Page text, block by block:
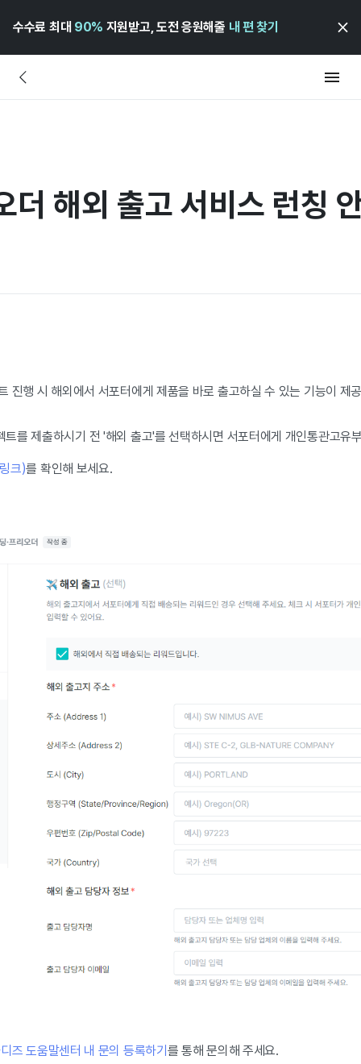
수수료 최대 90% 지원받고, 도전 응원해줄 내 편 찾기
해외 출고 서비스 런칭
진행 시 해외에서 서포터에게 제품을 바로 출고하실 수 있는 기능이
트를 제출하시기 전 '해외 출고'를 선택하시면 서포터에게 개인통관고유
크)를 확인해 보세요.
즈 도움말센터 내 문의 등록하기 를 통해 문의해 주세요.